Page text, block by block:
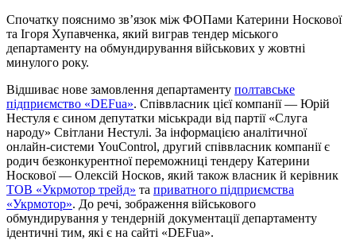
Спочатку пояснимо зв’язок між ФОПами Катерини Носкової
та Ігоря Хупавченка, який виграв тендер міського
департаменту на обмундирування військових у жовтні
минулого року.
Відшиває нове замовлення департаменту полтавське
підприємство «DEFua». Співвласник цієї компанії — Юрій
Нестуля є сином депутатки міськради від партії «Слуга
народу» Світлани Нестулі. За інформацією аналітичної
онлайн-системи YouControl, другий співвласник компанії є
родич безконкурентної переможниці тендеру Катерини
Носкової — Олексій Носков, який також власник й керівник
ТОВ «Укрмотор трейд» та приватного підприємства
«Укрмотор». До речі, зображення військового
обмундирування у тендерній документації департаменту
ідентичні тим, які є на сайті «DEFua».